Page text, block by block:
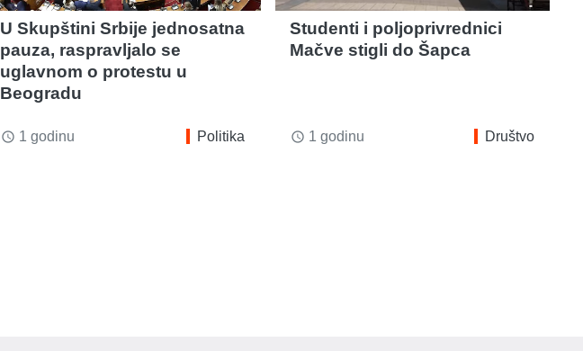
U Skupštini Srbije jednosatna
pauza, raspravljalo se
uglavnom o protestu u
Beogradu
access_time 1 godinu Politika
Studenti i poljoprivrednici
Mačve stigli do Šapca
access_time 1 godinu Društvo